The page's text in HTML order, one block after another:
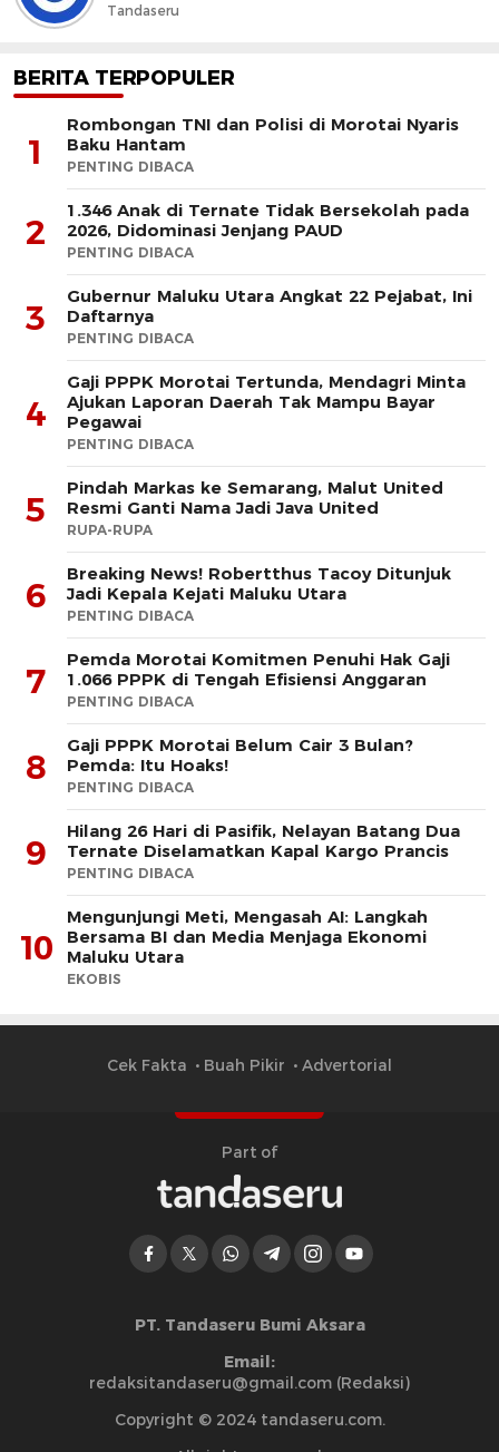
Tandaseru
BERITA TERPOPULER
1
Rombongan TNI dan Polisi di Morotai Nyaris
Baku Hantam
PENTING DIBACA
2
1.346 Anak di Ternate Tidak Bersekolah pada
2026, Didominasi Jenjang PAUD
PENTING DIBACA
3
Gubernur Maluku Utara Angkat 22 Pejabat, Ini
Daftarnya
PENTING DIBACA
4
Gaji PPPK Morotai Tertunda, Mendagri Minta
Ajukan Laporan Daerah Tak Mampu Bayar
Pegawai
PENTING DIBACA
5
Pindah Markas ke Semarang, Malut United
Resmi Ganti Nama Jadi Java United
RUPA-RUPA
6
Breaking News! Robertthus Tacoy Ditunjuk
Jadi Kepala Kejati Maluku Utara
PENTING DIBACA
7
Pemda Morotai Komitmen Penuhi Hak Gaji
1.066 PPPK di Tengah Efisiensi Anggaran
PENTING DIBACA
8
Gaji PPPK Morotai Belum Cair 3 Bulan?
Pemda: Itu Hoaks!
PENTING DIBACA
9
Hilang 26 Hari di Pasifik, Nelayan Batang Dua
Ternate Diselamatkan Kapal Kargo Prancis
PENTING DIBACA
10
Mengunjungi Meti, Mengasah AI: Langkah
Bersama BI dan Media Menjaga Ekonomi
Maluku Utara
EKOBIS
Cek Fakta Buah Pikir Advertorial
Part of
PT. Tandaseru Bumi Aksara
Email:
redaksitandaseru@gmail.com (Redaksi)
Copyright © 2024 tandaseru.com.